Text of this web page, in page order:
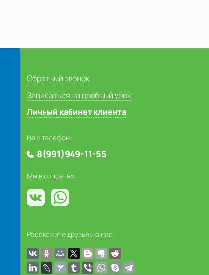
Обратный звонок
Записаться на пробный урок
Личный кабинет клиента
Наш телефон:
8(991)949-11-55
Мы в соцсетях:
Расскажите друзьям о нас: